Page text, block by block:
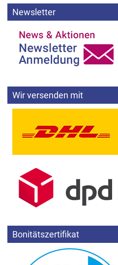
Newsletter
Wir versenden mit
Bonitätszertifikat